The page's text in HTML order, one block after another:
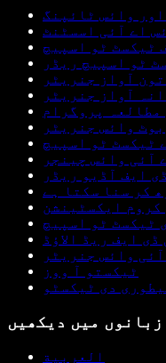
وائس ٹائپنگ
اے آئی اسسٹنٹ
ٹیکسٹ ٹو اسپیچ
ٹو اسپیچ ریڈر
آواز جنریٹر
آواز جنریٹر
مطالعہ پروگرام
وائس جنریٹر
ٹیکسٹ ٹو اسپیچ
آئی وائس چینجر
ایف آڈیو ریڈر
کر سنا سکتا ہے
کروم ایکسٹینشن
ٹیکسٹ ٹو اسپیچ
ڈی ایف ریڈ الاؤڈ
آئی وائس جنریٹر
ٹیکستو آ ووز
دی ٹیکسٹو
زبانوں میں دیکھیں
العربية